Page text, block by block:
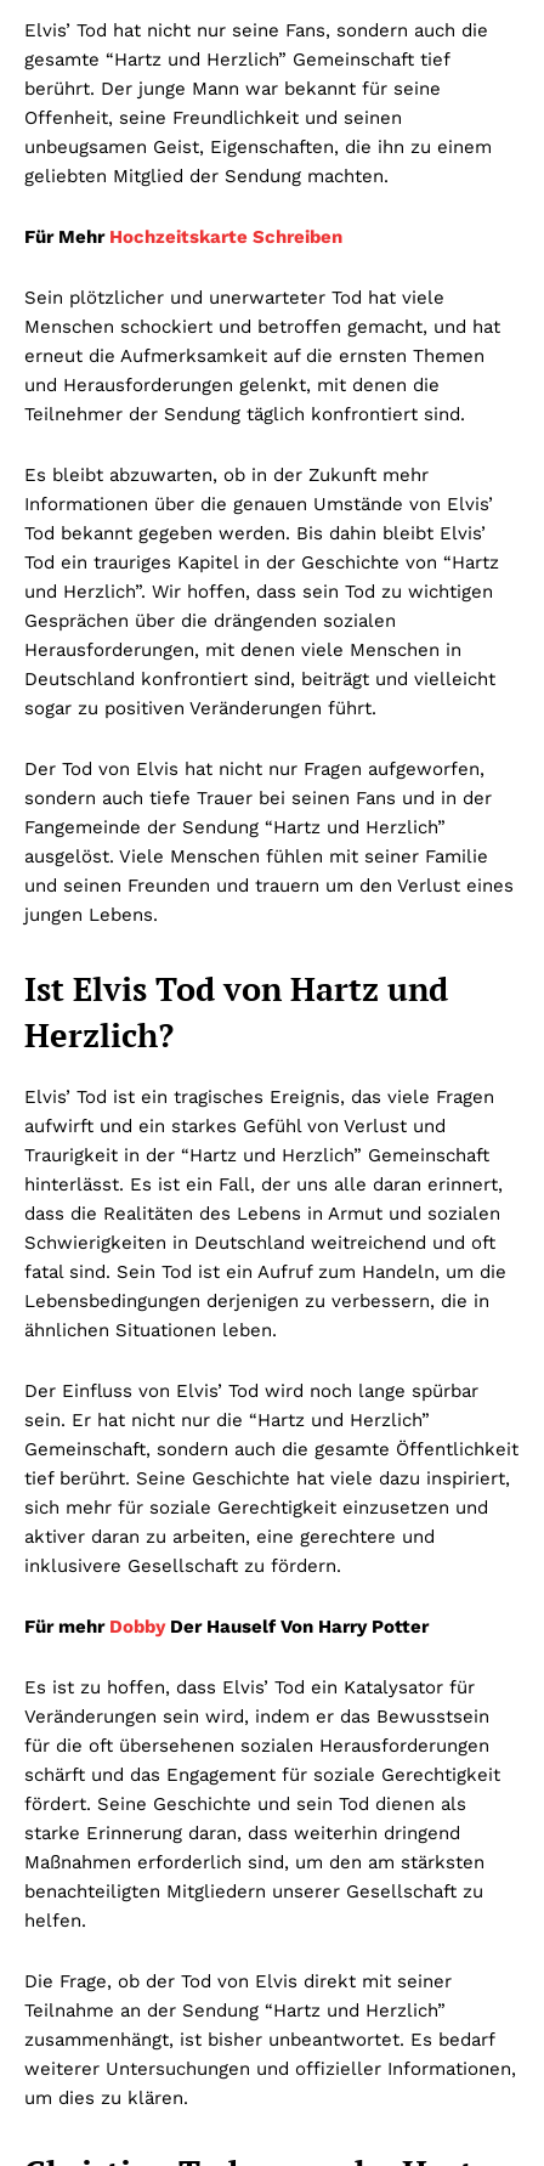
Elvis’ Tod hat nicht nur seine Fans, sondern auch die
gesamte “Hartz und Herzlich” Gemeinschaft tief
berührt. Der junge Mann war bekannt für seine
Offenheit, seine Freundlichkeit und seinen
unbeugsamen Geist, Eigenschaften, die ihn zu einem
geliebten Mitglied der Sendung machten.
Für Mehr Hochzeitskarte Schreiben
Sein plötzlicher und unerwarteter Tod hat viele
Menschen schockiert und betroffen gemacht, und hat
erneut die Aufmerksamkeit auf die ernsten Themen
und Herausforderungen gelenkt, mit denen die
Teilnehmer der Sendung täglich konfrontiert sind.
Es bleibt abzuwarten, ob in der Zukunft mehr
Informationen über die genauen Umstände von Elvis’
Tod bekannt gegeben werden. Bis dahin bleibt Elvis’
Tod ein trauriges Kapitel in der Geschichte von “Hartz
und Herzlich”. Wir hoffen, dass sein Tod zu wichtigen
Gesprächen über die drängenden sozialen
Herausforderungen, mit denen viele Menschen in
Deutschland konfrontiert sind, beiträgt und vielleicht
sogar zu positiven Veränderungen führt.
Der Tod von Elvis hat nicht nur Fragen aufgeworfen,
sondern auch tiefe Trauer bei seinen Fans und in der
Fangemeinde der Sendung “Hartz und Herzlich”
ausgelöst. Viele Menschen fühlen mit seiner Familie
und seinen Freunden und trauern um den Verlust eines
jungen Lebens.
Ist Elvis Tod von Hartz und
Herzlich?
Elvis’ Tod ist ein tragisches Ereignis, das viele Fragen
aufwirft und ein starkes Gefühl von Verlust und
Traurigkeit in der “Hartz und Herzlich” Gemeinschaft
hinterlässt. Es ist ein Fall, der uns alle daran erinnert,
dass die Realitäten des Lebens in Armut und sozialen
Schwierigkeiten in Deutschland weitreichend und oft
fatal sind. Sein Tod ist ein Aufruf zum Handeln, um die
Lebensbedingungen derjenigen zu verbessern, die in
ähnlichen Situationen leben.
Der Einfluss von Elvis’ Tod wird noch lange spürbar
sein. Er hat nicht nur die “Hartz und Herzlich”
Gemeinschaft, sondern auch die gesamte Öffentlichkeit
tief berührt. Seine Geschichte hat viele dazu inspiriert,
sich mehr für soziale Gerechtigkeit einzusetzen und
aktiver daran zu arbeiten, eine gerechtere und
inklusivere Gesellschaft zu fördern.
Für mehr DobbyDer Hauself Von Harry Potter
Es ist zu hoffen, dass Elvis’ Tod ein Katalysator für
Veränderungen sein wird, indem er das Bewusstsein
für die oft übersehenen sozialen Herausforderungen
schärft und das Engagement für soziale Gerechtigkeit
fördert. Seine Geschichte und sein Tod dienen als
starke Erinnerung daran, dass weiterhin dringend
Maßnahmen erforderlich sind, um den am stärksten
benachteiligten Mitgliedern unserer Gesellschaft zu
helfen.
Die Frage, ob der Tod von Elvis direkt mit seiner
Teilnahme an der Sendung “Hartz und Herzlich”
zusammenhängt, ist bisher unbeantwortet. Es bedarf
weiterer Untersuchungen und offizieller Informationen,
um dies zu klären.